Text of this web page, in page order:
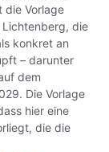
die Vorlage
die
konkret an
– darunter
dem
Die Vorlage
hier eine
die die